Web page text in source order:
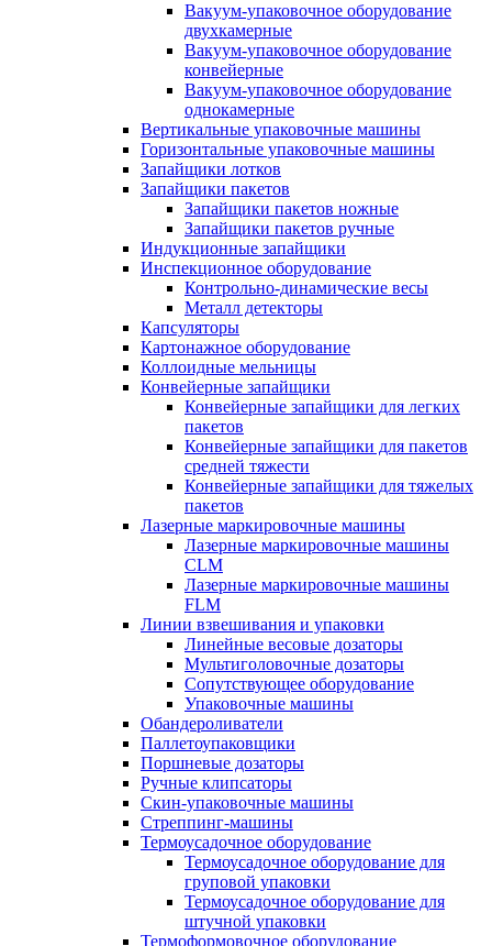
Вакуум-упаковочное оборудование
двухкамерные
Вакуум-упаковочное оборудование
конвейерные
Вакуум-упаковочное оборудование
однокамерные
Вертикальные упаковочные машины
Горизонтальные упаковочные машины
Запайщики лотков
Запайщики пакетов
Запайщики пакетов ножные
Запайщики пакетов ручные
Индукционные запайщики
Инспекционное оборудование
Контрольно-динамические весы
Металл детекторы
Капсуляторы
Картонажное оборудование
Коллоидные мельницы
Конвейерные запайщики
Конвейерные запайщики для легких
пакетов
Конвейерные запайщики для пакетов
средней тяжести
Конвейерные запайщики для тяжелых
пакетов
Лазерные маркировочные машины
Лазерные маркировочные машины
CLM
Лазерные маркировочные машины
FLM
Линии взвешивания и упаковки
Линейные весовые дозаторы
Мультиголовочные дозаторы
Сопутствующее оборудование
Упаковочные машины
Обандероливатели
Паллетоупаковщики
Поршневые дозаторы
Ручные клипсаторы
Скин-упаковочные машины
Стреппинг-машины
Термоусадочное оборудование
Термоусадочное оборудование для
груповой упаковки
Термоусадочное оборудование для
штучной упаковки
Термоформовочное оборудование